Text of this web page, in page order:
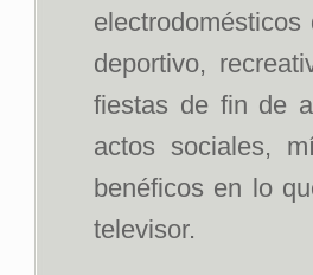
deportivo,
fiestas de fin de
actos sociales,
benéficos en lo
televisor.